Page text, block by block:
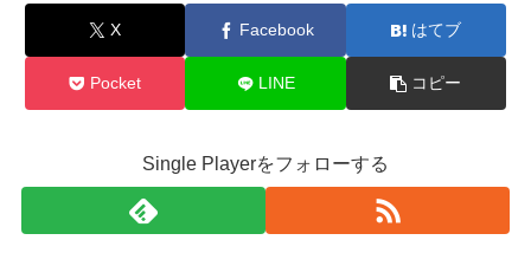
X Facebook はてブ
Pocket LINE コピー
Single Playerをフォローする